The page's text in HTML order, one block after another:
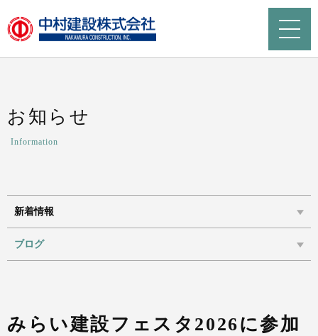
お知らせ
Information
新着情報
ブログ
みらい建設フェスタ2026に参加